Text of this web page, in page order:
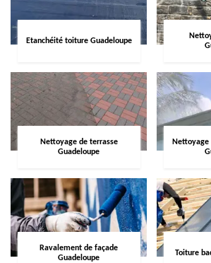
Etanchéité toiture Guadeloupe
Nettoyage de terrasse
Guadeloupe
Nettoyage
Ravalement de façade
Guadeloupe
Toiture